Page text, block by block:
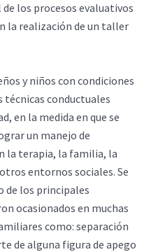
los procesos evaluativos
la realización de un taller
y niños con condiciones
técnicas conductuales
en la medida en que se
un manejo de
la terapia, la familia, la
entornos sociales. Se
de los principales
ocasionados en muchas
como: separación
de alguna figura de apego